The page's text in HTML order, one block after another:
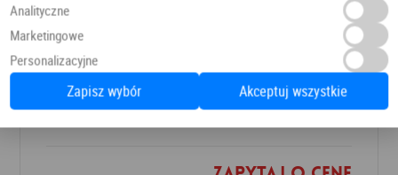
Panele Podłogowe Dab Patynowy Klasyczny Szary IMU3560 AC5 12 mm
Panele podłogowe PANELE
Dodaj do ulubionych
Analityczne
Marketingowe
Personalizacyjne
Zapisz wybór Akceptuj wszystkie